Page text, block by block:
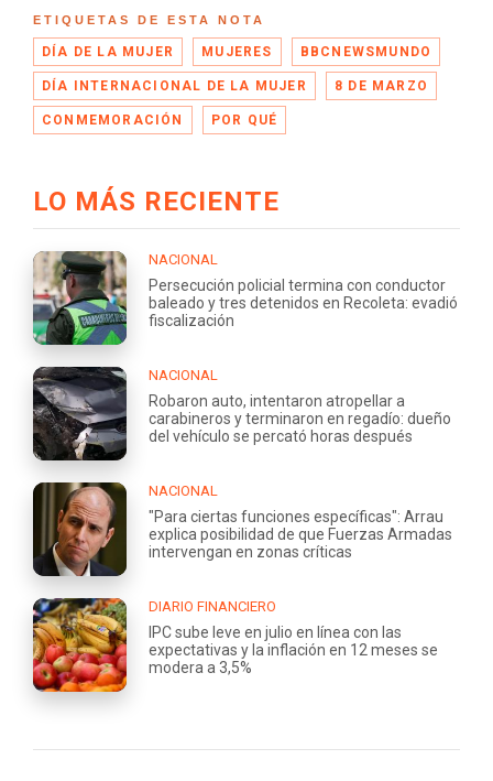
ETIQUETAS DE ESTA NOTA
DÍA DE LA MUJER MUJERES BBCNEWSMUNDO
DÍA INTERNACIONAL DE LA MUJER 8 DE MARZO
CONMEMORACIÓN POR QUÉ
LO MÁS RECIENTE
NACIONAL
Persecución policial termina con conductor
baleado y tres detenidos en Recoleta: evadió
fiscalización
NACIONAL
Robaron auto, intentaron atropellar a
carabineros y terminaron en regadío: dueño
del vehículo se percató horas después
NACIONAL
"Para ciertas funciones específicas": Arrau
explica posibilidad de que Fuerzas Armadas
intervengan en zonas críticas
DIARIO FINANCIERO
IPC sube leve en julio en línea con las
expectativas y la inflación en 12 meses se
modera a 3,5%